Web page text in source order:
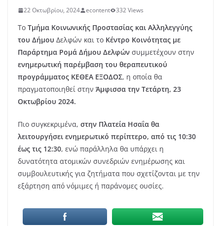
22 Οκτωβρίου, 2024 econtent 332 Views
Το Τμήμα Κοινωνικής Προστασίας και Αλληλεγγύης
του Δήμου Δελφών και το Κέντρο Κοινότητας με
Παράρτημα Ρομά Δήμου Δελφών συμμετέχουν στην
ενημερωτική παρέμβαση του θεραπευτικού
προγράμματος ΚΕΘΕΑ ΕΞΟΔΟΣ, η οποία θα
πραγματοποιηθεί στην Άμφισσα την Τετάρτη, 23
Οκτωβρίου 2024.
Πιο συγκεκριμένα, στην Πλατεία Ησαΐα θα
λειτουργήσει ενημερωτικό περίπτερο, από τις 10:30
έως τις 12:30, ενώ παράλληλα θα υπάρχει η
δυνατότητα ατομικών συνεδριών ενημέρωσης και
συμβουλευτικής για ζητήματα που σχετίζονται με την
εξάρτηση από νόμιμες ή παράνομες ουσίες.